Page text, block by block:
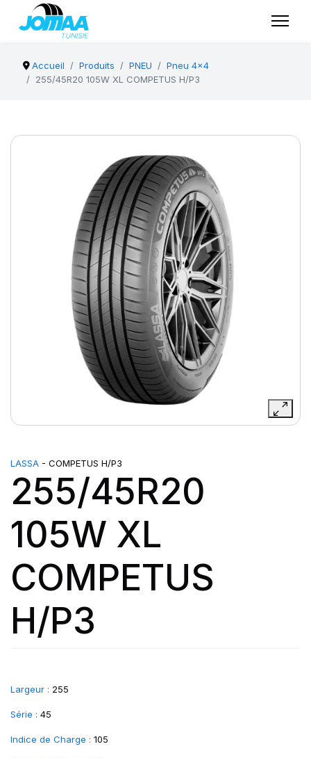
Accueil Produits PNEU
Pneu 4x4
255/45R20 105W XL COMPETUS H/P3
LASSA - COMPETUS H/P3
255/45R20
105W XL
COMPETUS
H/P3
Largeur : 255
Série : 45
Indice de Charge : 105